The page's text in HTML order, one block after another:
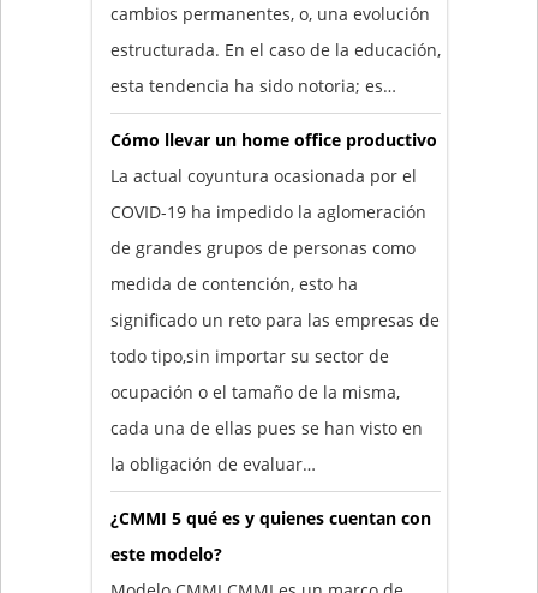
cambios permanentes, o, una evolución
estructurada. En el caso de la educación,
esta tendencia ha sido notoria; es…
Cómo llevar un home office productivo
La actual coyuntura ocasionada por el
COVID-19 ha impedido la aglomeración
de grandes grupos de personas como
medida de contención, esto ha
significado un reto para las empresas de
todo tipo,sin importar su sector de
ocupación o el tamaño de la misma,
cada una de ellas pues se han visto en
la obligación de evaluar…
¿CMMI 5 qué es y quienes cuentan con
este modelo?